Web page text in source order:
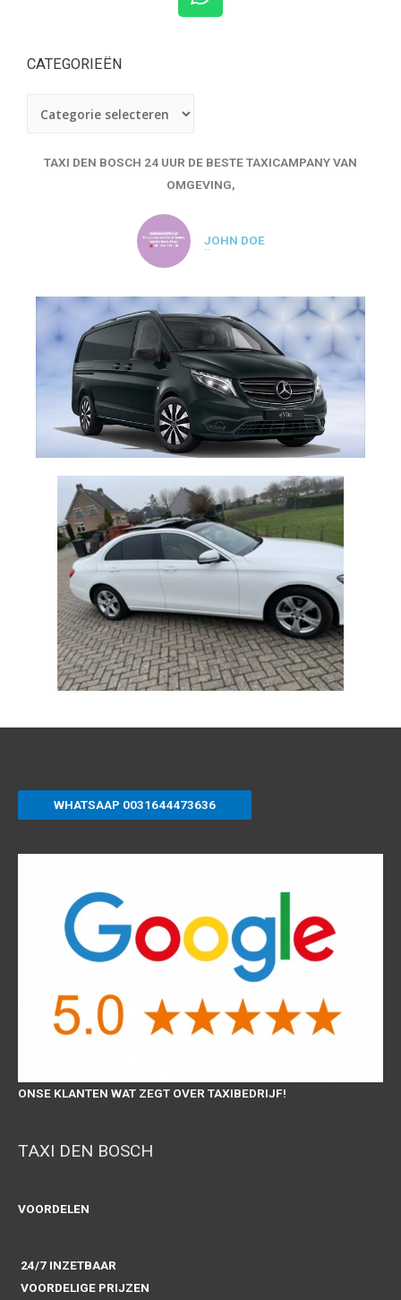
CATEGORIEËN
TAXI DEN BOSCH 24 UUR DE BESTE TAXICAMPANY VAN
OMGEVING,
JOHN DOE
WHATSAAP 0031644473636
ONSE KLANTEN WAT ZEGT OVER TAXIBEDRIJF!
TAXI DEN BOSCH
VOORDELEN
24/7 INZETBAAR
VOORDELIGE PRIJZEN